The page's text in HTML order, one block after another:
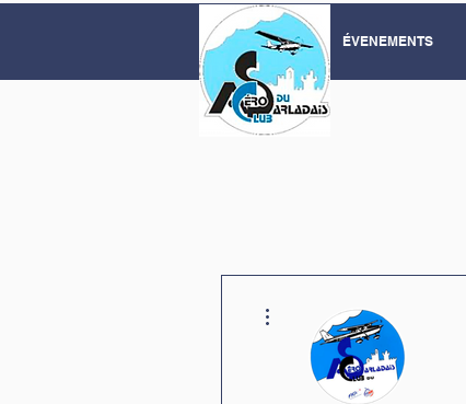
ÉVENEMENTS